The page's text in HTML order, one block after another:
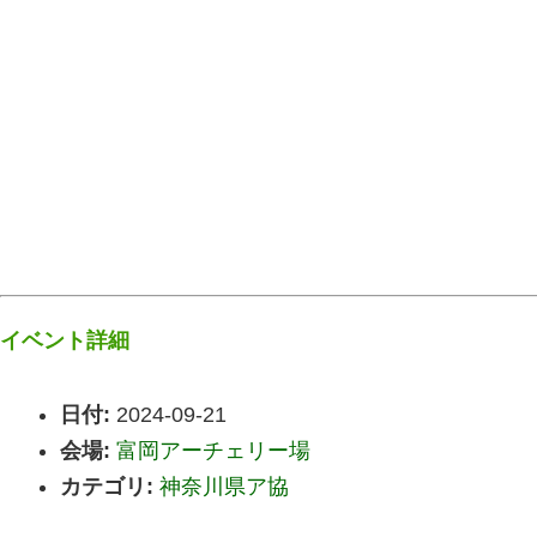
イベント詳細
日付: 2024-09-21
会場: 富岡アーチェリー場
カテゴリ: 神奈川県ア協